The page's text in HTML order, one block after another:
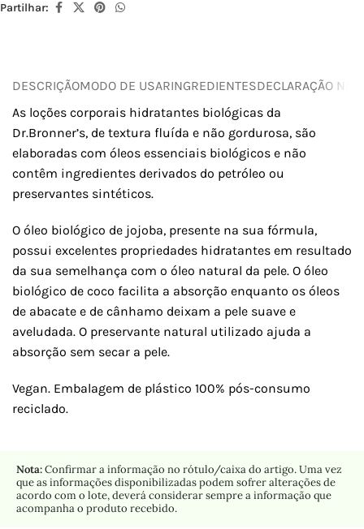
Partilhar:
DESCRIÇÃOMODO DE USARINGREDIENTESDECLARAÇÃO
As loções corporais hidratantes biológicas da
Dr.Bronner’s, de textura fluída e não gordurosa, são
elaboradas com óleos essenciais biológicos e não
contêm ingredientes derivados do petróleo ou
preservantes sintéticos.
O óleo biológico de jojoba, presente na sua fórmula,
possui excelentes propriedades hidratantes em resultado
da sua semelhança com o óleo natural da pele. O óleo
biológico de coco facilita a absorção enquanto os óleos
de abacate e de cânhamo deixam a pele suave e
aveludada. O preservante natural utilizado ajuda a
absorção sem secar a pele.
Vegan. Embalagem de plástico 100% pós-consumo
reciclado.
Nota:Confirmar a informação no rótulo/caixa do artigo. Uma vez
que as informações disponibilizadas podem sofrer alterações de
acordo com o lote, deverá considerar sempre a informação que
acompanha o produto recebido.